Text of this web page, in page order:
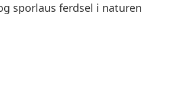
sporlaus ferdsel i naturen